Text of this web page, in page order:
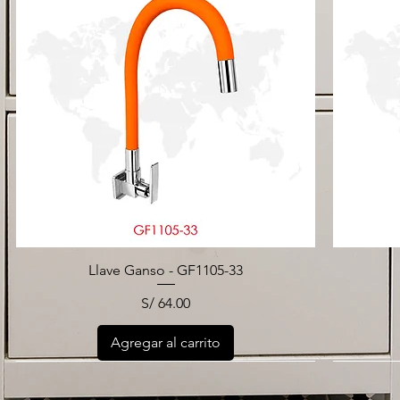
Llave Ganso - GF1105-33
Precio
S/ 64.00
Agregar al carrito